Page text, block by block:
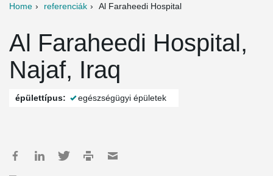
Home referenciák Al Faraheedi Hospital
Al Faraheedi Hospital,
Najaf, Iraq
épülettípus: egészségügyi épületek